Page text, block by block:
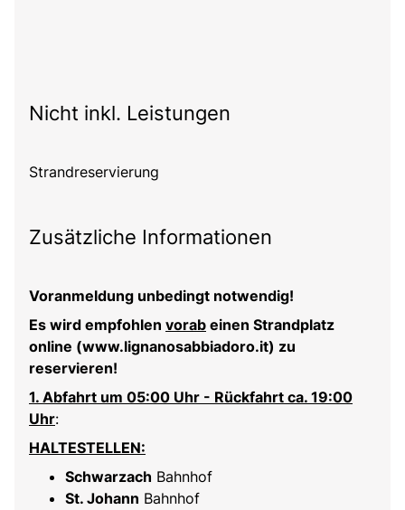
Nicht inkl. Leistungen
Strandreservierung
Zusätzliche Informationen
Voranmeldung unbedingt notwendig!
Es wird empfohlen vorab einen Strandplatz
online (www.lignanosabbiadoro.it) zu
reservieren!
1. Abfahrt um 05:00 Uhr - Rückfahrt ca. 19:00
Uhr:
HALTESTELLEN:
Schwarzach Bahnhof
St. Johann Bahnhof